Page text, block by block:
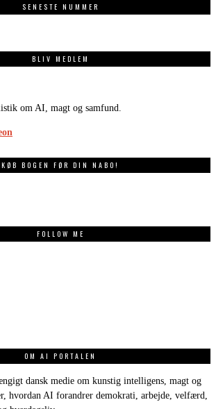
SENESTE NUMMER
BLIV MEDLEM
om AI, magt og samfund.
KØB BOGEN FØR DIN NABO!
FOLLOW ME
OM AI PORTALEN
dansk medie om kunstig intelligens, magt og
hvordan AI forandrer demokrati, arbejde, velfærd,